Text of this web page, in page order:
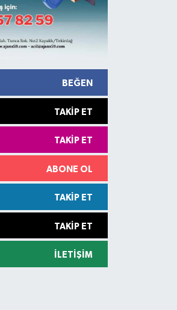
BEĞEN
TAKIP ET
TAKIP ET
ABONE OL
TAKIP ET
TAKIP ET
İLETIŞIM